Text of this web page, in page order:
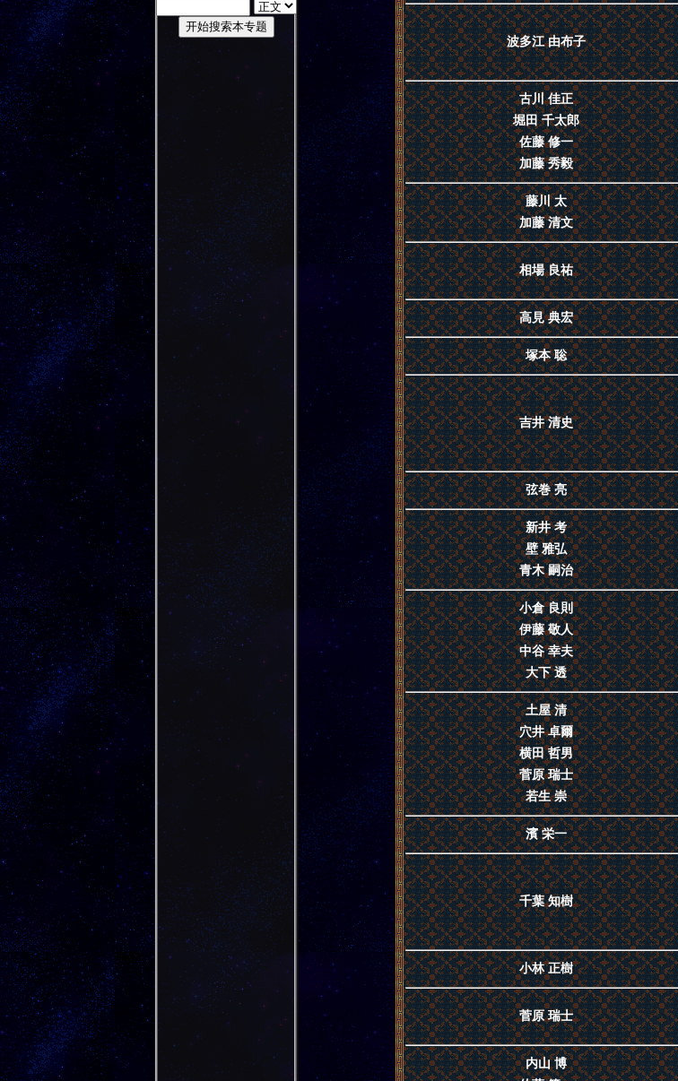
波多江 由布子
古川 佳正
堀田 千太郎
佐藤 修一
加藤 秀毅
藤川 太
加藤 清文
相場 良祐
高見 典宏
塚本 聡
吉井 清史
弦巻 亮
新井 考
壁 雅弘
青木 嗣治
小倉 良則
伊藤 敬人
中谷 幸夫
大下 透
土屋 清
穴井 卓爾
横田 哲男
菅原 瑞士
若生 崇
濱 栄一
千葉 知樹
小林 正樹
菅原 瑞士
内山 博